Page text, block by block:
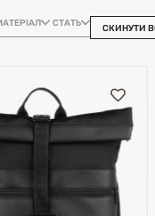
СТАТЬ СКИНУТИ